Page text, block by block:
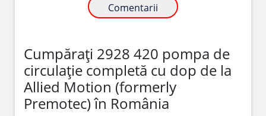
Comentarii
Cumpărați 2928 420 pompa de
circulație completă cu dop de la
Allied Motion (formerly
Premotec) în România